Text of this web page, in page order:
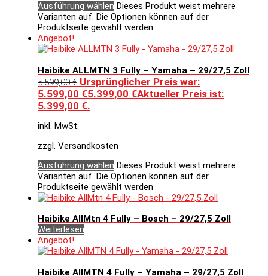
Ausführung wählen Dieses Produkt weist mehrere
Varianten auf. Die Optionen können auf der
Produktseite gewählt werden
Angebot!
Haibike ALLMTN 3 Fully – Yamaha – 29/27,5 Zoll
5.599,00€ Ursprünglicher Preis war:
5.599,00 €5.399,00 €Aktueller Preis ist:
5.399,00 €.
inkl. MwSt.
zzgl. Versandkosten
Ausführung wählen Dieses Produkt weist mehrere
Varianten auf. Die Optionen können auf der
Produktseite gewählt werden
Haibike AllMtn 4 Fully – Bosch – 29/27,5 Zoll
Weiterlesen
Angebot!
Haibike AllMTN 4 Fully – Yamaha – 29/27,5 Zoll